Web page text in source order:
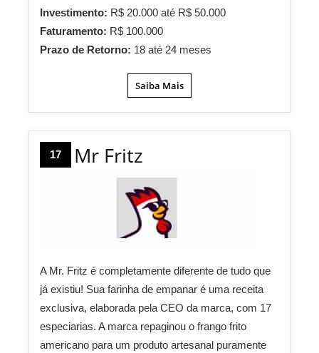
Investimento: R$ 20.000 até R$ 50.000
Faturamento: R$ 100.000
Prazo de Retorno: 18 até 24 meses
Saiba Mais
17 Mr Fritz
A Mr. Fritz é completamente diferente de tudo que
já existiu! Sua farinha de empanar é uma receita
exclusiva, elaborada pela CEO da marca, com 17
especiarias. A marca repaginou o frango frito
americano para um produto artesanal puramente